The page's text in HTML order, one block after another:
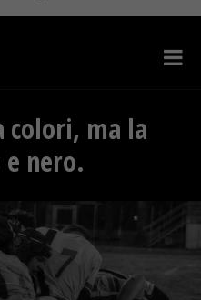
colori, ma la
nero.